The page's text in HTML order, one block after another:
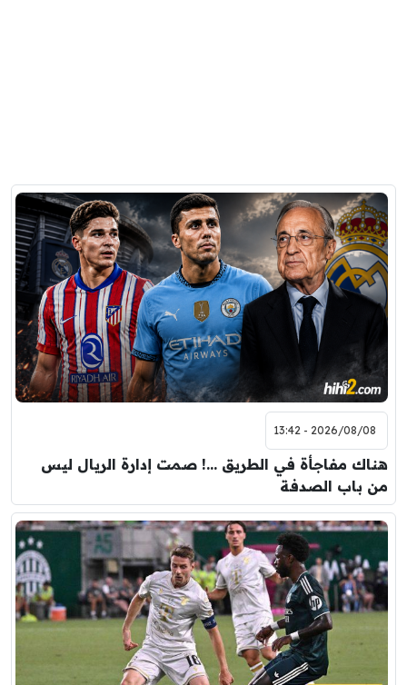
2026/08/08 - 13:42
هناك مفاجأة في الطريق …! صمت إدارة الريال ليس
من باب الصدفة